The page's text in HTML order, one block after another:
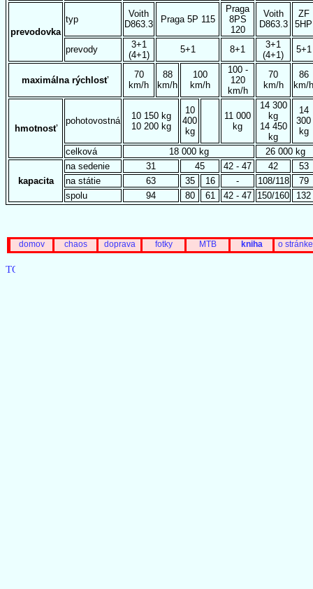
prevodovka
typ
Voith
D863.3
Praga 5P 115
Praga
8PS
120
Voith
D863.3
ZF
5HP
prevody
3+1
(4+1)
5+1 8+1
3+1
(4+1)
5+1
maximálna rýchlosť
70
km/h
88
km/h
100
km/h
100 -
120
km/h
70
km/h
86
km/h
hmotnosť
pohotovostná
10 150 kg
10 200 kg
10
400
kg
11 000
kg
14 300
kg
14 450
kg
14
300
kg
celková
18 000 kg 26 000 kg
kapacita
na sedenie 31 45 42 - 47 42
53
na státie
63 35 16 - 108/118
79
spolu
94 80 61 42 - 47 150/160 132
domov chaos doprava fotky MTB kniha o stránke